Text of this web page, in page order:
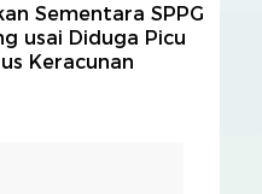
Sementara SPPG
usai Diduga Picu
Keracunan